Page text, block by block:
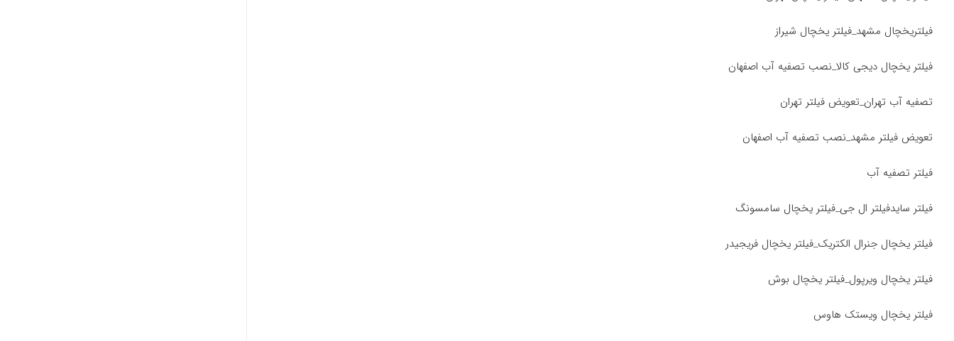
فیلتریخچال مشهد_فیلتر یخچال شیراز
فیلتر یخچال دیجی کالا_نصب تصفیه آب اصفهان
تصفیه آب تهران_تعویض فیلتر تهران
تعویض فیلتر مشهد_نصب تصفیه آب اصفهان
فیلتر تصفیه آب
فیلتر سایدفیلتر ال جی_فیلتر یخچال سامسونگ
فیلتر یخچال جنرال الکتریک_فیلتر یخچال فریجیدر
فیلتر یخچال ویرپول_فیلتر یخچال بوش
فیلتر یخچال ویستک هاوس